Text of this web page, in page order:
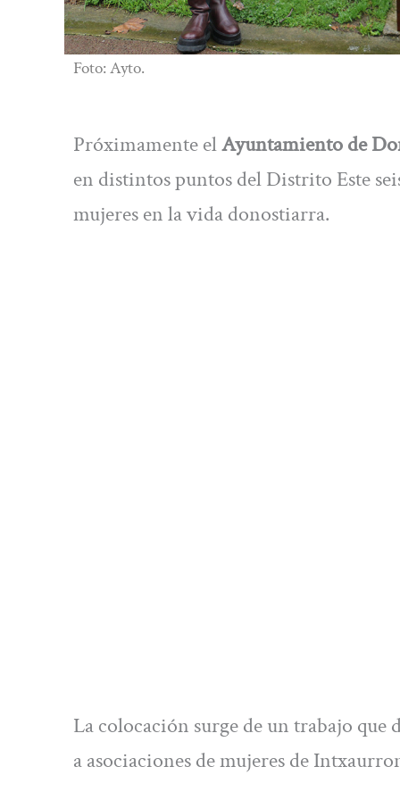
Foto: Ayto.
Próximamente elAyuntamiento de
en distintos puntos del Distrito Este
mujeres en la vida donostiarra.
La colocación surge de un trabajo que
a asociaciones de mujeres de